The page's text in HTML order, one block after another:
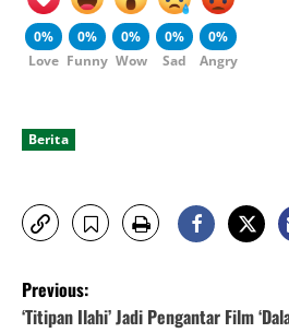
0%
Love
0%
Funny
0%
Wow
0%
Sad
0%
Angry
Berita
P
Previous:
‘Titipan Ilahi’ Jadi Pengantar Film